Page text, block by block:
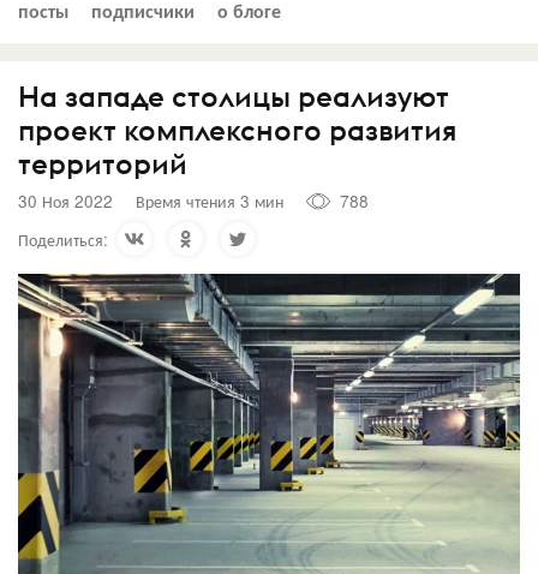
посты подписчики о блоге
На западе столицы реализуют
проект комплексного развития
территорий
30 Ноя 2022 Время чтения 3 мин
788
Поделиться: